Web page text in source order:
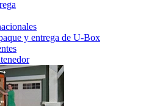
y entrega de U-Box